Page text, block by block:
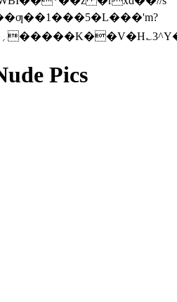
���'m?
Pics